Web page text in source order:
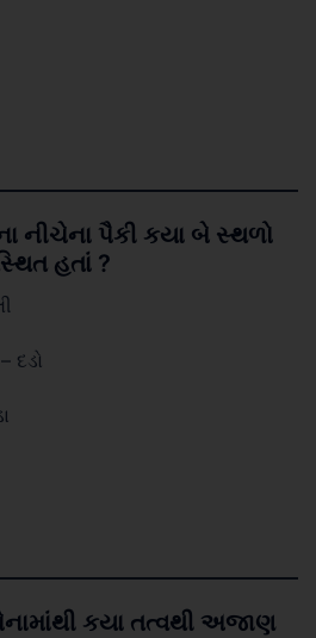
નીચેના પૈકી કયા બે સ્થળો
હતાં ?
દડો
કયા તત્વથી અજાણ